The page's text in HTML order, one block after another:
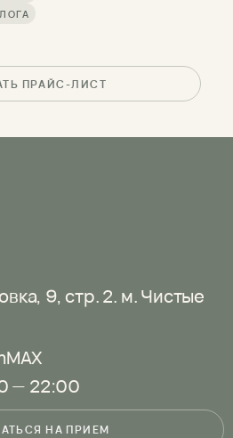
ПРАЙС-ЛИСТ
9, стр. 2. м. Чистые
MAX
— 22:00
НА ПРИЕМ